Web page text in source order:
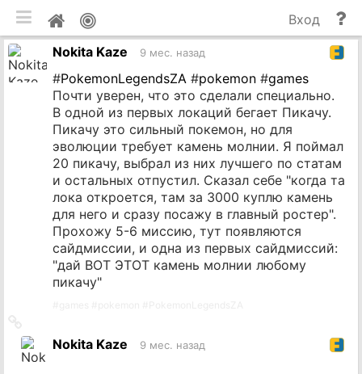
Мой
профиль
и
Вход
Nokita Kaze
9 мес. назад
#PokemonLegendsZA #pokemon #games
Почти уверен, что это сделали специально.
В одной из первых локаций бегает Пикачу.
Пикачу это сильный покемон, но для
эволюции требует камень молнии. Я поймал
20 пикачу, выбрал из них лучшего по статам
и остальных отпустил. Сказал себе "когда та
лока откроется, там за 3000 куплю камень
для него и сразу посажу в главный ростер".
Прохожу 5-6 миссию, тут появляются
сайдмиссии, и одна из первых сайдмиссий:
"дай ВОТ ЭТОТ камень молнии любому
пикачу"
на
источникNokita Kaze 9 мес. назад
мобильная версия